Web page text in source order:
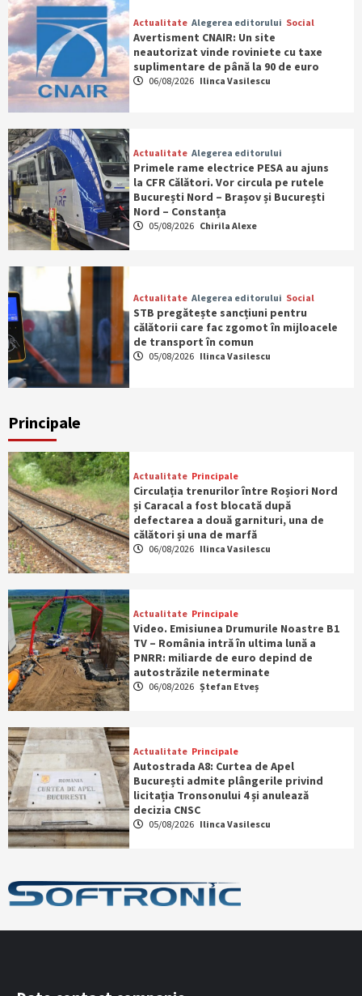
Actualitate Alegerea editorului Social
Avertisment CNAIR: Un site
neautorizat vinde roviniete cu taxe
suplimentare de până la 90 de euro
06/08/2026 Ilinca Vasilescu
Actualitate Alegerea editorului
Primele rame electrice PESA au ajuns
la CFR Călători. Vor circula pe rutele
București Nord – Brașov și București
Nord – Constanța
05/08/2026 Chirila Alexe
Actualitate Alegerea editorului Social
STB pregătește sancțiuni pentru
călătorii care fac zgomot în mijloacele
de transport în comun
05/08/2026 Ilinca Vasilescu
Principale
Actualitate Principale
Circulația trenurilor între Roșiori Nord
și Caracal a fost blocată după
defectarea a două garnituri, una de
călători și una de marfă
06/08/2026 Ilinca Vasilescu
Actualitate Principale
Video. Emisiunea Drumurile Noastre B1
TV – România intră în ultima lună a
PNRR: miliarde de euro depind de
autostrăzile neterminate
06/08/2026 Ștefan Etveș
Actualitate Principale
Autostrada A8: Curtea de Apel
București admite plângerile privind
licitația Tronsonului 4 și anulează
decizia CNSC
05/08/2026 Ilinca Vasilescu